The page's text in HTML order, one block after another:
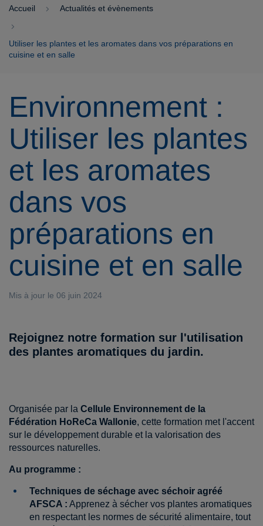
Accueil Actualités et évènements
Utiliser les plantes et les aromates dans vos préparations en
cuisine et en salle
Environnement :
Utiliser les plantes
et les aromates
dans vos
préparations en
cuisine et en salle
Mis à jour le 06 juin 2024
Rejoignez notre formation sur l'utilisation
des plantes aromatiques du jardin.
Organisée par la Cellule Environnement de la
Fédération HoReCa Wallonie, cette formation met l'accent
sur le développement durable et la valorisation des
ressources naturelles.
Au programme :
Techniques de séchage avec séchoir agréé
AFSCA : Apprenez à sécher vos plantes aromatiques
en respectant les normes de sécurité alimentaire, tout